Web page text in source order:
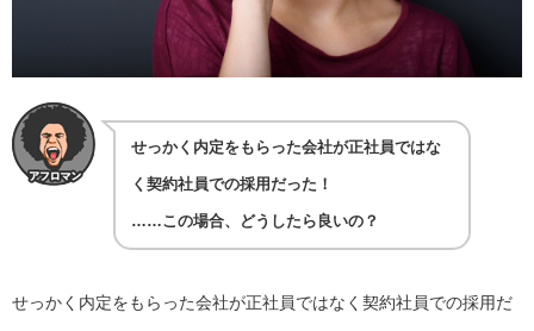
せっかく内定をもらった会社が正社員ではな
く契約社員での採用だった！
……この場合、どうしたら良いの？
せっかく内定をもらった会社が正社員ではなく契約社員での採用だ